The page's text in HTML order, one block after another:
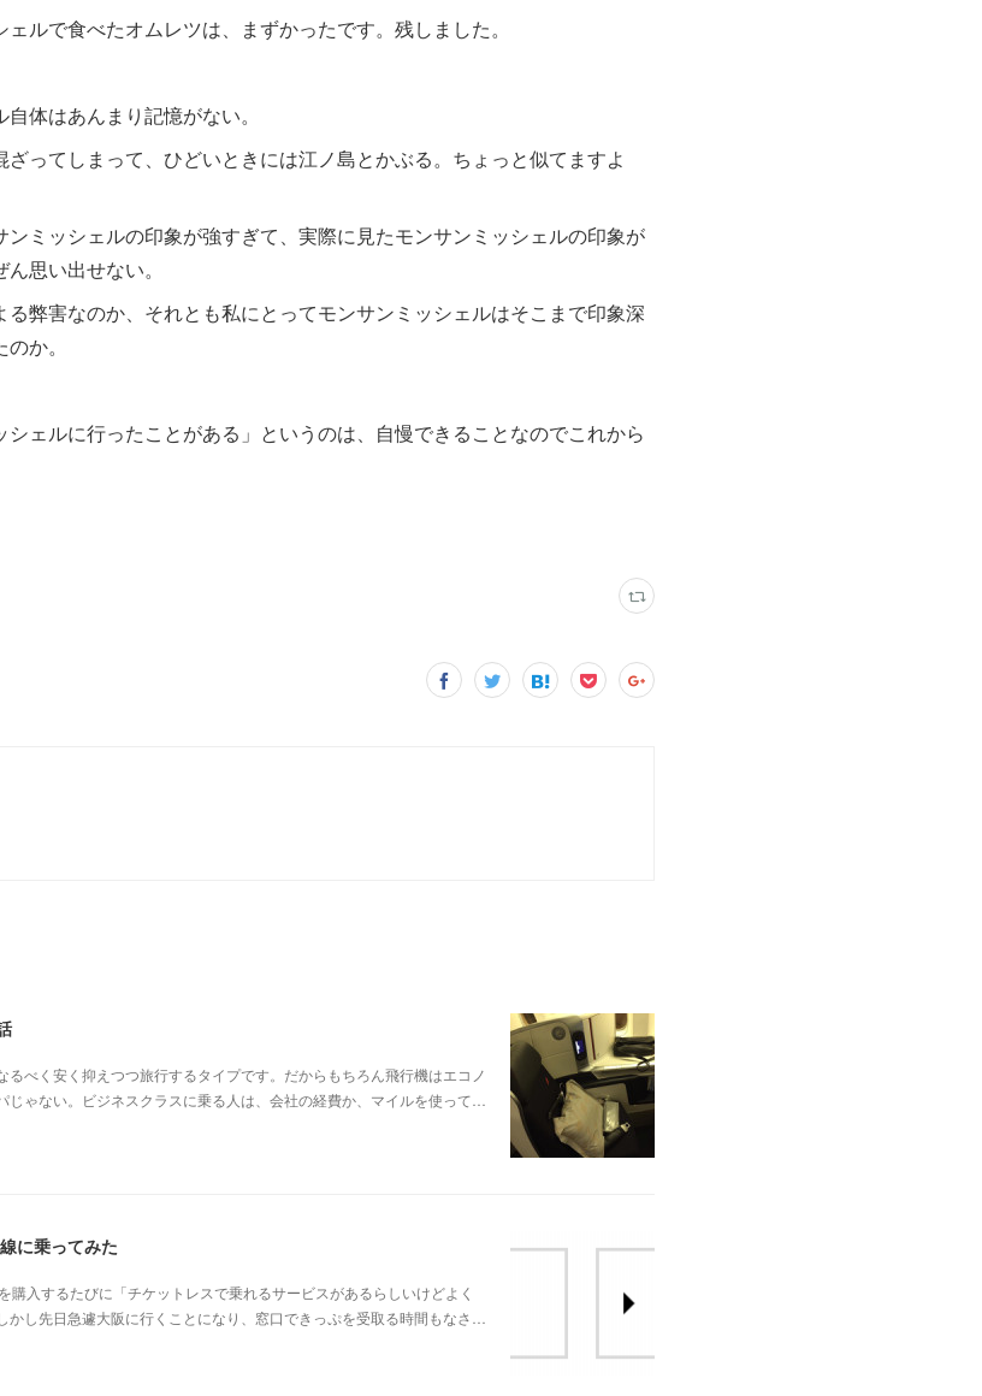
ルで食べたオムレツは、まずかったです。残しました。
体はあんまり記憶がない。
ざってしまって、ひどいときには江ノ島とかぶる。ちょっと似てますよ
ンミッシェルの印象が強すぎて、実際に見たモンサンミッシェルの印象が
思い出せない。
る弊害なのか、それとも私にとってモンサンミッシェルはそこまで印象深
か。
シェルに行ったことがある」というのは、自慢できることなのでこれから
るべく安く抑えつつ旅行するタイプです。だからもちろん飛行機はエコノ
ゃない。ビジネスクラスに乗る人は、会社の経費か、マイルを使って…
に乗ってみた
入するたびに「チケットレスで乗れるサービスがあるらしいけどよく
し先日急遽大阪に行くことになり、窓口できっぷを受取る時間もなさ…